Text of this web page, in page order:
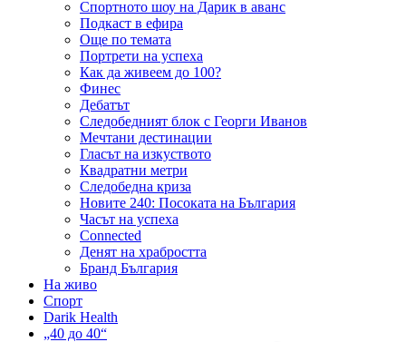
Спортното шоу на Дарик в аванс
Подкаст в ефира
Още по темата
Портрети на успеха
Как да живеем до 100?
Финес
Дебатът
Следобедният блок с Георги Иванов
Мечтани дестинации
Гласът на изкуството
Квадратни метри
Следобедна криза
Новите 240: Посоката на България
Часът на успеха
Connected
Денят на храбростта
Бранд България
На живо
Спорт
Darik Health
„40 до 40“